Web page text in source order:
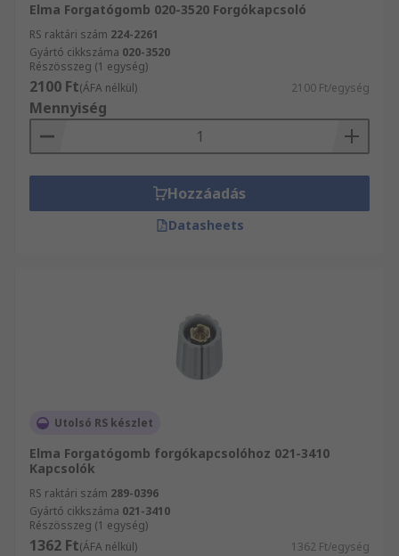
Elma Forgatógomb 020-3520 Forgókapcsoló
RS raktári szám 224-2261
Gyártó cikkszáma 020-3520
Részösszeg (1 egység)
2100 Ft(ÁFA nélkül) 2100 Ft/egység
Mennyiség
Hozzáadás
Datasheets
Utolsó RS készlet
Elma Forgatógomb forgókapcsolóhoz 021-3410
Kapcsolók
RS raktári szám 289-0396
Gyártó cikkszáma 021-3410
Részösszeg (1 egység)
1362 Ft(ÁFA nélkül) 1362 Ft/egység